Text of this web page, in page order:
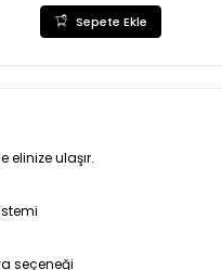
Sepete Ekle
elinize ulaşır.
seçeneği